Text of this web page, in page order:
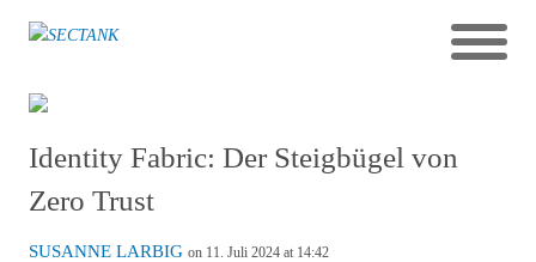
Identity Fabric: Der Steigbügel von
Zero Trust
SUSANNE LARBIG on 11. Juli 2024 at 14:42